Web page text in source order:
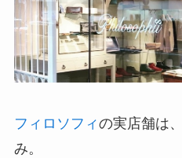
フィロソフィの実店舗は
み。